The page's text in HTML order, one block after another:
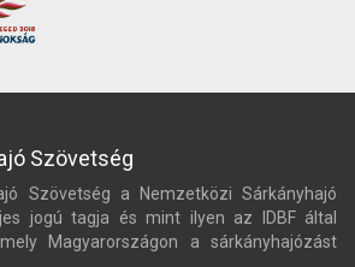
Szövetség
Szövetség a Nemzetközi Sárkányhajó
jogú tagja és mint ilyen az IDBF által
Magyarországon a sárkányhajózást